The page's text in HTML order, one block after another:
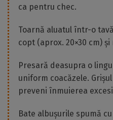
ca pentru chec.
Toarnă aluatul într-o
copt (aprox. 20×30 cm) și
Presară deasupra o
uniform coacăzele.
preveni înmuierea
Bate albușurile spumă